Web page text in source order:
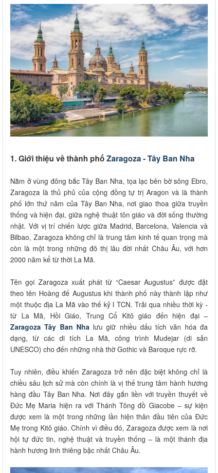
1. Giới thiệu về thành phố Zaragoza - Tây Ban Nha
Nằm ở vùng đông bắc Tây Ban Nha, tọa lạc bên bờ sông Ebro,
Zaragoza là thủ phủ của cộng đồng tự trị Aragon và là thành
phố lớn thứ năm của Tây Ban Nha, nơi giao thoa giữa truyền
thống và hiện đại, giữa nghệ thuật tôn giáo và đời sống thường
nhật. Với vị trí chiến lược giữa Madrid, Barcelona, Valencia và
Bilbao, Zaragoza không chỉ là trung tâm kinh tế quan trọng mà
còn là một trong những đô thị lâu đời nhất Châu Âu, với hơn
2000 năm kể từ thời La Mã.
Tên gọi Zaragoza xuất phát từ “Caesar Augustus” được đặt
theo tên Hoàng đế Augustus khi thành phố này thành lập như
một thuộc địa La Mã vào thế kỷ I TCN. Trải qua nhiều thời kỳ -
từ La Mã, Hồi Giáo, Trung Cổ Kitô giáo đến hiện đại –
Zaragoza Tây Ban Nha lưu giữ nhiều dấu tích văn hóa đa
dạng, từ các di tích La Mã, công trình Mudejar (di sản
UNESCO) cho đến những nhà thờ Gothic và Baroque rực rỡ.
Tuy nhiên, điều khiến Zaragoza trở nên đặc biệt không chỉ là
chiều sâu lịch sử mà còn chính là vị thế trung tâm hành hương
hàng đầu Tây Ban Nha. Nơi đây gắn liền với truyền thuyết về
Đức Mẹ Maria hiện ra với Thánh Tông đồ Giacobe – sự kiện
được xem là một trong những lần hiện thân đầu tiên của Đức
Mẹ trong Kitô giáo. Chính vì điều đó, Zaragoza được xem là nơi
hội tự đức tin, nghệ thuật và truyền thống – là một thánh địa
hành hương linh thiêng bậc nhất Châu Âu.